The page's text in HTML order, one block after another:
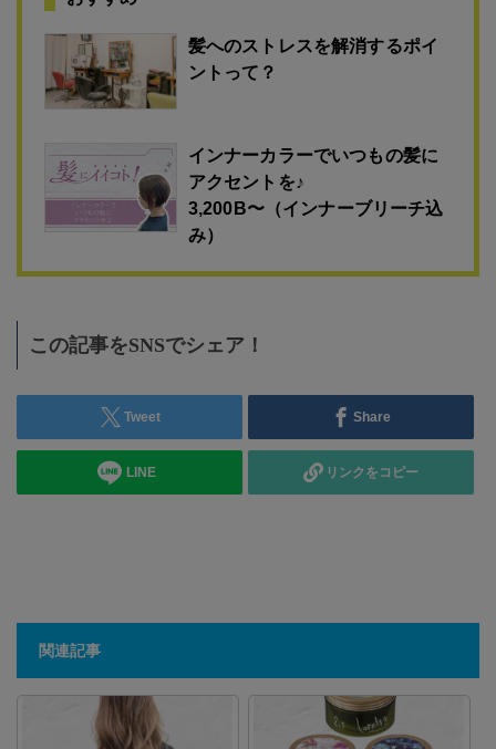
髪へのストレスを解消するポイ
ントって？
インナーカラーでいつもの髪に
アクセントを♪
3,200B〜（インナーブリーチ込
み）
この記事をSNSでシェア！
Tweet Share
LINE リンクをコピー
関連記事